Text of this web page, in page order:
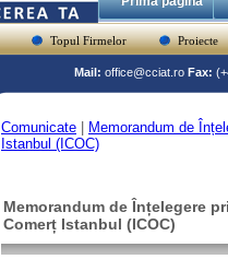
Topul Firmelor Proiecte
Mail: office@cciat.ro Fax:
Comunicate
Memorandum de
Istanbul (ICOC)
Memorandum de Înțelegere
Comerț Istanbul (ICOC)